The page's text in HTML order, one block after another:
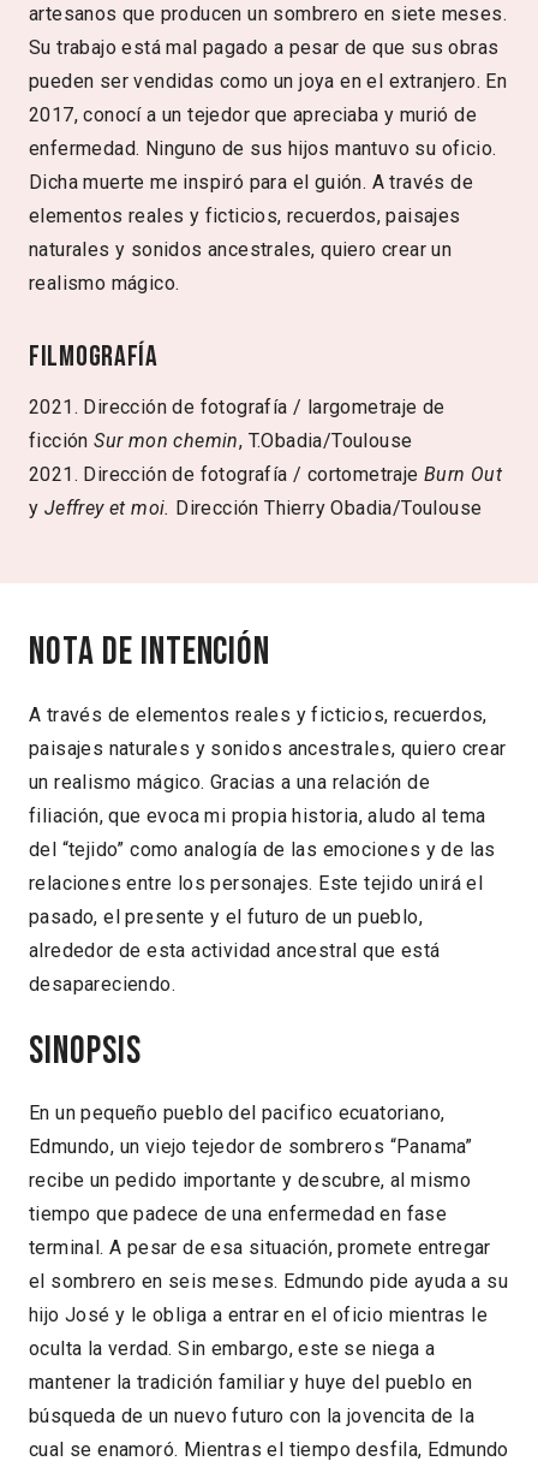
artesanos que producen un sombrero en siete meses.
Su trabajo está mal pagado a pesar de que sus obras
pueden ser vendidas como un joya en el extranjero. En
2017, conocí a un tejedor que apreciaba y murió de
enfermedad. Ninguno de sus hijos mantuvo su oficio.
Dicha muerte me inspiró para el guión. A través de
elementos reales y ficticios, recuerdos, paisajes
naturales y sonidos ancestrales, quiero crear un
realismo mágico.
Filmografía
2021. Dirección de fotografía / largometraje de
ficciónSur mon chemin, T.Obadia/Toulouse
2021. Dirección de fotografía / cortometraje Burn Out
y Jeffrey et moi. Dirección Thierry Obadia/Toulouse
Nota de intención
A través de elementos reales y ficticios, recuerdos,
paisajes naturales y sonidos ancestrales, quiero crear
un realismo mágico. Gracias a una relación de
filiación, que evoca mi propia historia, aludo al tema
del “tejido” como analogía de las emociones y de las
relaciones entre los personajes. Este tejido unirá el
pasado, el presente y el futuro de un pueblo,
alrededor de esta actividad ancestral que está
desapareciendo.
Sinopsis
En un pequeño pueblo del pacifico ecuatoriano,
Edmundo, un viejo tejedor de sombreros “Panama”
recibe un pedido importante y descubre, al mismo
tiempo que padece de una enfermedad en fase
terminal. A pesar de esa situación, promete entregar
el sombrero en seis meses. Edmundo pide ayuda a su
hijo José y le obliga a entrar en el oficio mientras le
oculta la verdad. Sin embargo, este se niega a
mantener la tradición familiar y huye del pueblo en
búsqueda de un nuevo futuro con la jovencita de la
cual se enamoró. Mientras el tiempo desfila, Edmundo